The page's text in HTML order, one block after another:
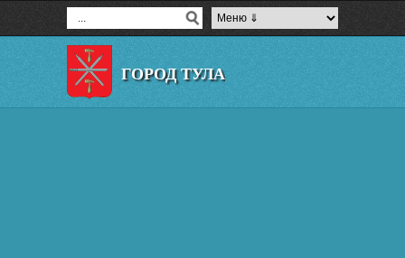
ГОРОД ТУЛА